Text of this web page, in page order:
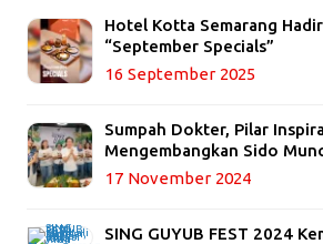
Hotel Kotta Semarang
“September Specials”
16 September 2025
Sumpah Dokter, Pilar
Mengembangkan Sido
17 November 2024
SING GUYUB FEST 2024